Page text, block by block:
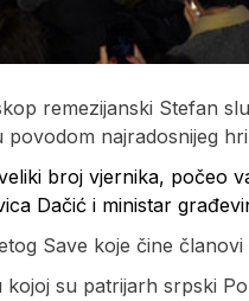
remezijanski Stefan
najradosnijeg
broj vjernika, počeo
Dačić i ministar
Save koje čine
su patrijarh srpski